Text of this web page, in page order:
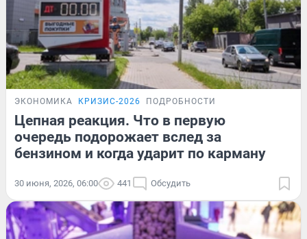
ЭКОНОМИКА КРИЗИС-2026 ПОДРОБНОСТИ
Цепная реакция. Что в первую
очередь подорожает вслед за
бензином и когда ударит по карману
30 июня, 2026, 06:00 441 Обсудить